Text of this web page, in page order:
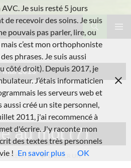
2015
au mot (7)
LAURENT B.
LAISSER UN
Je suis resté 5 jours
de recevoir des soins. Je suis
pouvais pas parler, lire, ou
c’est mon orthophoniste
phrases. Je suis aussi
côté droit). Depuis 2017, je
J’étais informaticien
les serveurs web et
aussi créé un site personnel,
2011, j'ai recommencé à
d'écrire. J'y raconte mon
des textes très personnels
! En savoir plus OK